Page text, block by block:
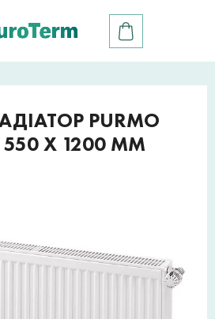
PURMO
550 X 1200 ММ